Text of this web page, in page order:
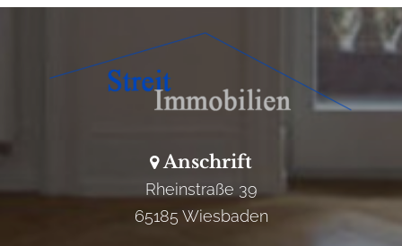
Anschrift
Rheinstraße 39
65185 Wiesbaden